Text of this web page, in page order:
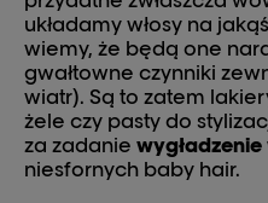
układamy włosy na
wiemy, że będą one
gwałtowne czynniki
wiatr). Są to zatem
żele czy pasty do
za zadanie wygładzenie
niesfornych baby hair.